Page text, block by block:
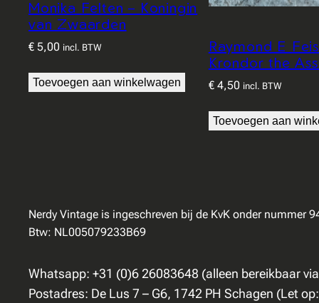
Monika Felten – Koningin
van Zwaarden
€ 5,00 incl. BTW
Toevoegen aan winkelwagen
Raymond E
Krondor the
€4,50 incl. BTW
Toevoegen aan
Nerdy Vintage is ingeschreven bij de KvK onder nummer
Btw: NL005079233B69
Whatsapp: +31 (0)6 26083648 (alleen bereikbaar
Postadres: De Lus 7 – G6, 1742 PH Schagen (Let